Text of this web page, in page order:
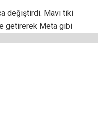
değiştirdi. Mavi tiki
getirerek Meta gibi